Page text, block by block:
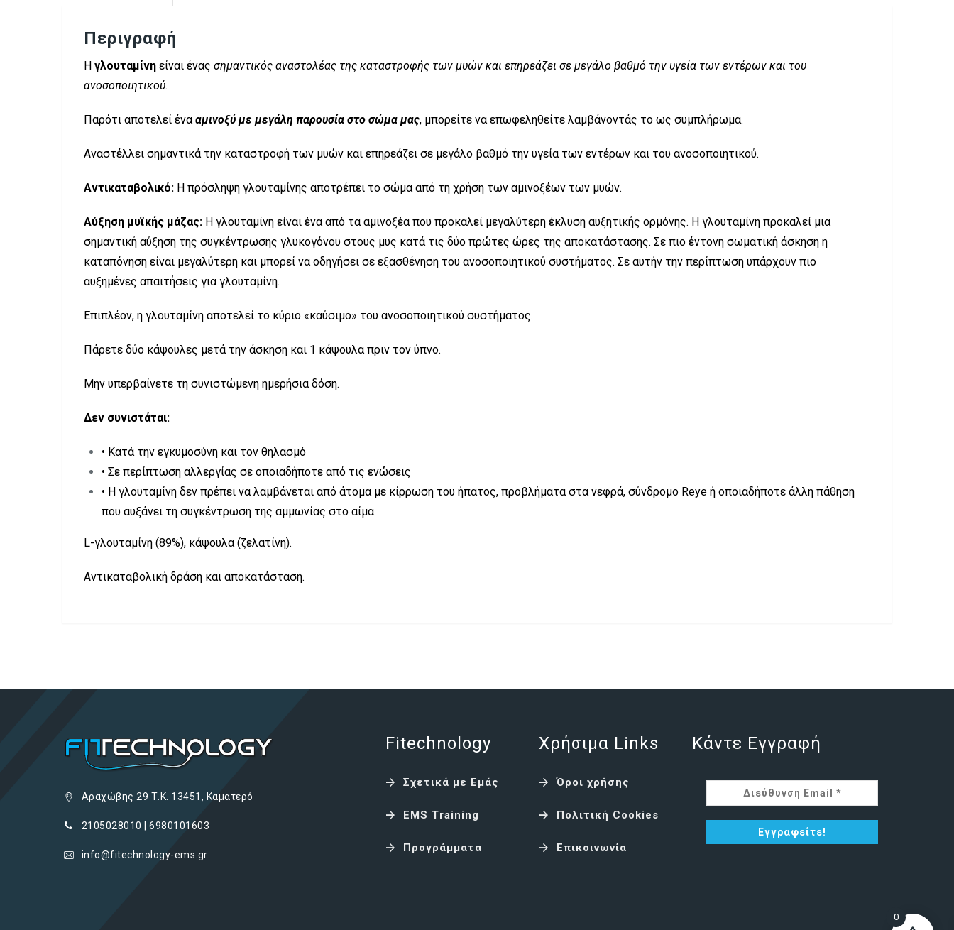
Περιγραφή
Η γλουταμίνη είναι ένας σημαντικός αναστολέας της καταστροφής των μυών και επηρεάζει σε μεγάλο βαθμό την υγεία των εντέρων και του
ανοσοποιητικού.
Παρότι αποτελεί ένααμινοξύ με μεγάλη παρουσία στο σώμα μας, μπορείτε να επωφεληθείτε λαμβάνοντάς το ως συμπλήρωμα.
Αναστέλλει σημαντικά την καταστροφή των μυών και επηρεάζει σε μεγάλο βαθμό την υγεία των εντέρων και του ανοσοποιητικού.
Αντικαταβολικό: Η πρόσληψη γλουταμίνης αποτρέπει το σώμα από τη χρήση των αμινοξέων των μυών.
Αύξηση μυϊκής μάζας: Η γλουταμίνη είναι ένα από τα αμινοξέα που προκαλεί μεγαλύτερη έκλυση αυξητικής ορμόνης. Η γλουταμίνη προκαλεί μια
σημαντική αύξηση της συγκέντρωσης γλυκογόνου στους μυς κατά τις δύο πρώτες ώρες της αποκατάστασης. Σε πιο έντονη σωματική άσκηση η
καταπόνηση είναι μεγαλύτερη και μπορεί να οδηγήσει σε εξασθένηση του ανοσοποιητικού συστήματος. Σε αυτήν την περίπτωση υπάρχουν πιο
αυξημένες απαιτήσεις για γλουταμίνη.
Επιπλέον, η γλουταμίνη αποτελεί το κύριο «καύσιμο» του ανοσοποιητικού συστήματος.
Πάρετε δύο κάψουλες μετά την άσκηση και 1 κάψουλα πριν τον ύπνο.
Μην υπερβαίνετε τη συνιστώμενη ημερήσια δόση.
Δεν συνιστάται:
• Κατά την εγκυμοσύνη και τον θηλασμό
• Σε περίπτωση αλλεργίας σε οποιαδήποτε από τις ενώσεις
• Η γλουταμίνη δεν πρέπει να λαμβάνεται από άτομα με κίρρωση του ήπατος, προβλήματα στα νεφρά, σύνδρομο Reye ή οποιαδήποτε άλλη πάθηση
που αυξάνει τη συγκέντρωση της αμμωνίας στο αίμα
L-γλουταμίνη (89%), κάψουλα (ζελατίνη).
Αντικαταβολική δράση και αποκατάσταση.
Αραχώβης 29 Τ.Κ. 13451, Καματερό
2105028010 | 6980101603
info@fitechnology-ems.gr
Fitechnology
Σχετικά με Εμάς
EMS Training
Προγράμματα
Χρήσιμα Links
Όροι χρήσης
Πολιτική Cookies
Επικοινωνία
Κάντε Εγγραφή
0